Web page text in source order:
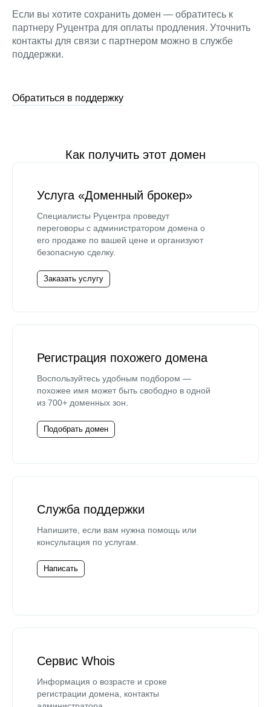
Если вы хотите сохранить домен — обратитесь к
партнеру Руцентра для оплаты продления. Уточнить
контакты для связи с партнером можно в службе
поддержки.
Обратиться в поддержку
Как получить этот домен
Услуга «Доменный брокер»
Специалисты Руцентра проведут
переговоры с администратором домена о
его продаже по вашей цене и организуют
безопасную сделку.
Заказать услугу
Регистрация похожего домена
Воспользуйтесь удобным подбором —
похожее имя может быть свободно в одной
из 700+ доменных зон.
Подобрать домен
Служба поддержки
Напишите, если вам нужна помощь или
консультация по услугам.
Написать
Сервис Whois
Информация о возрасте и сроке
регистрации домена, контакты